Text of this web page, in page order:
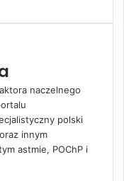
naczelnego
polski
innym
astmie, POChP i